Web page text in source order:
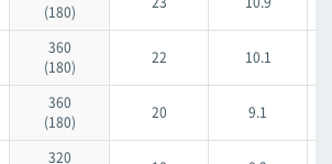
Naha City Hospital
Naha City Hospital
(180)
360
(180)
22 10.1
360
(180)
20 9.1
320